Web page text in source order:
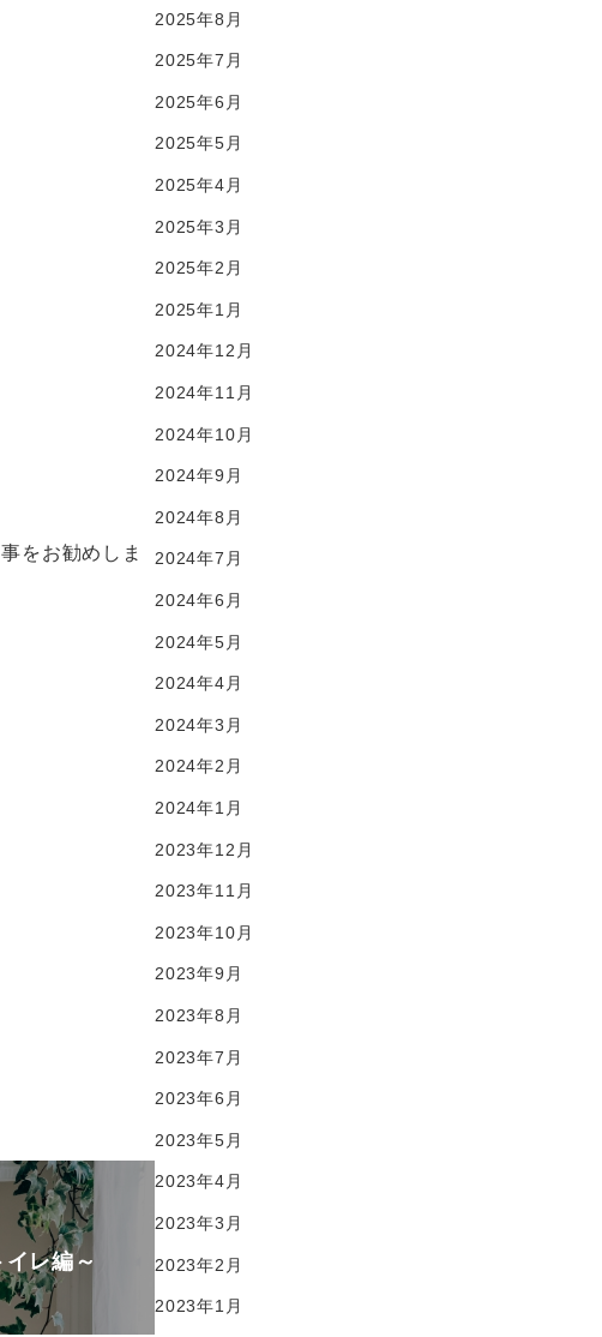
をお勧めしま
レ編～
2025年8月
2025年7月
2025年6月
2025年5月
2025年4月
2025年3月
2025年2月
2025年1月
2024年12月
2024年11月
2024年10月
2024年9月
2024年8月
2024年7月
2024年6月
2024年5月
2024年4月
2024年3月
2024年2月
2024年1月
2023年12月
2023年11月
2023年10月
2023年9月
2023年8月
2023年7月
2023年6月
2023年5月
2023年4月
2023年3月
2023年2月
2023年1月